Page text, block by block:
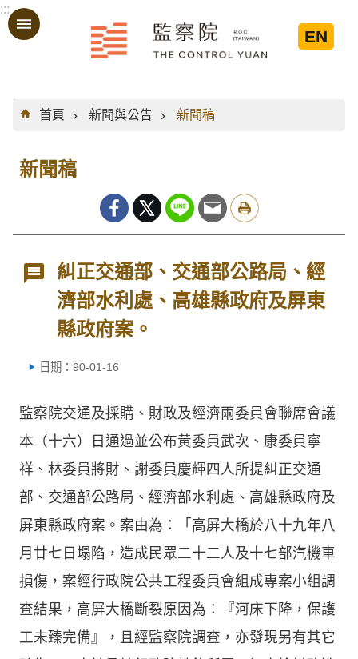
跳到主要內容區塊
:::
EN
:::
首頁
新聞與公告 新聞稿
新聞稿
糾正交通部、交通部公路局、經
濟部水利處、高雄縣政府及屏東
縣政府案。
日期：90-01-16
監察院交通及採購、財政及經濟兩委員會聯席會議
本（十六）日通過並公布黃委員武次、康委員寧
祥、林委員將財、謝委員慶輝四人所提糾正交通
部、交通部公路局、經濟部水利處、高雄縣政府及
屏東縣政府案。案由為：「高屏大橋於八十九年八
月廿七日塌陷，造成民眾二十二人及十七部汽機車
損傷，案經行政院公共工程委員會組成專案小組調
查結果，高屏大橋斷裂原因為：『河床下降，保護
工未臻完備』，且經監察院調查，亦發現另有其它